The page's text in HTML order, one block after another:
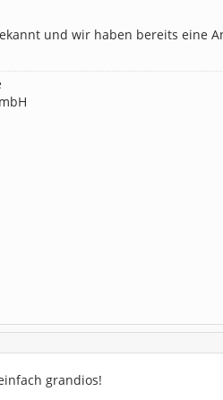
und wir haben bereits eine
grandios!